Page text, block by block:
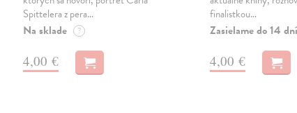
Spittelera z pera…
Na sklade ?
4,00 €
finalistkou…
Zasielame do 14 dní
4,00 €